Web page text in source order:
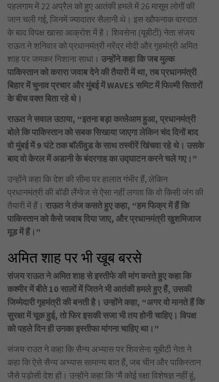
पहलगाम में 22 अप्रैल को हुए आतंकी हमले में 26 मासूम लोगों की
जान चली गई, जिनमें ज्यादातर सैलानी थे। इस खौफनाक वारदात
के बाद विपक्ष खासा आक्रोश में है। शिवसेना (यूबीटी) नेता संजय
राऊत ने शनिवार को प्रधानमंत्री नरेंद्र मोदी और गृहमंत्री अमित
शाह पर जमकर निशाना साधा। उन्होंने कहा कि जब मुल्क
पाकिस्तान को करारा जवाब देने की तैयारी में था, तब प्रधानमंत्री
बिहार में चुनाव प्रचार और मुंबई में WAVES समिट में फिल्मी सितारों
के बीच वक्त बिता रहे थे।
राऊत ने सवाल उठाया, “इतना बड़ा कत्लेआम हुआ, प्रधानमंत्री
बोले कि पाकिस्तान को सबक सिखाया जाएगा लेकिन चंद दिनों बाद
वो मुंबई में 9 घंटे तक बॉलीवुड के साथ तस्वीरें खिंचवा रहे थे। उसके
बाद वो केरल में अडानी के बंदरगाह का उद्घाटन करने चले गए।”
उन्होंने कहा कि देश की सीमा पर हालात गंभीर हैं, लेकिन
प्रधानमंत्री की बॉडी लैंग्वेज से ऐसा नहीं लगता कि वो किसी जंग की
तैयारी में हैं। राऊत ने तंज कसते हुए कहा, “हम फिक्र में हैं कि
पाकिस्तान को कैसे जवाब दिया जाए, और प्रधानमंत्री खुशमिजाज
मूड में हैं।”
अमित शाह पर भी खूब बरसे
संजय राऊत ने अमित शाह से इस्तीफे की मांग करते हुए कहा कि
कश्मीर में बीते 10 सालों में जितने भी आतंकी हमले हुए हैं, उसकी
जिम्मेदारी गृहमंत्री की बनती है। उन्होंने कहा, “अगर वो मानते हैं कि
सुरक्षा में चूक हुई, तो फिर इसकी सजा भी तय होनी चाहिए। विपक्ष
को पहले दिन ही उनका इस्तीफा मांगना चाहिए था।”
संजय राउत ने कहा कि सैन्य अभ्यास पर शिवसेना यूबीटी नेता ने
कहा कि ऐसे सैन्य अभ्यास सामान्य बात हैं, जब चीन और पाकिस्तान
जैसे पड़ोसी देश हों। उन्होंने कहा कि ‘मैं कोई रक्षा विशेषज्ञ नहीं हूं,